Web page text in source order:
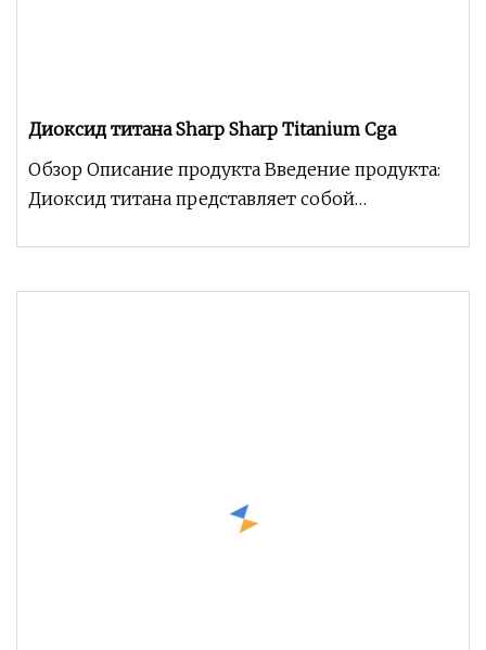
Диоксид титана Sharp Sharp Titanium Cga
Обзор Описание продукта Введение продукта:
Диоксид титана представляет собой